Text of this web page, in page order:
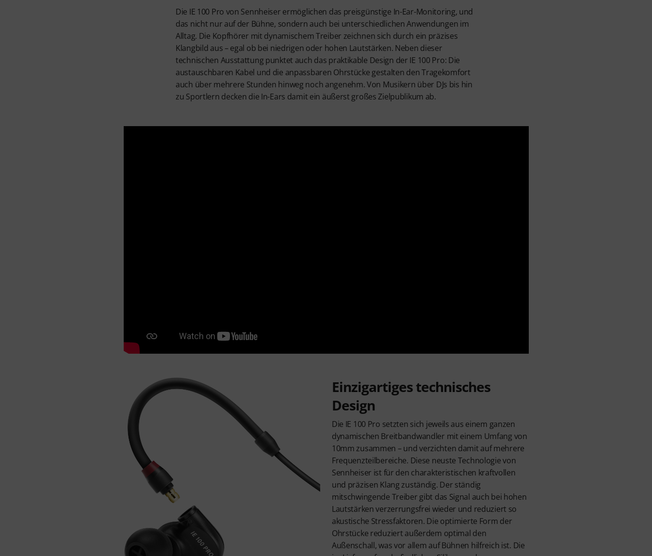
Die IE 100 Pro von Sennheiser ermöglichen das preisgünstige In-Ear-Monitoring, und
das nicht nur auf der Bühne, sondern auch bei unterschiedlichen Anwendungen im
Alltag. Die Kopfhörer mit dynamischem Treiber zeichnen sich durch ein präzises
Klangbild aus – egal ob bei niedrigen oder hohen Lautstärken. Neben dieser
technischen Ausstattung punktet auch das praktikable Design der IE 100 Pro: Die
austauschbaren Kabel und die anpassbaren Ohrstücke gestalten den Tragekomfort
auch über mehrere Stunden hinweg noch angenehm. Von Musikern über DJs bis hin
zu Sportlern decken die In-Ears damit ein äußerst großes Zielpublikum ab.
Einzigartiges technisches
Design
Die IE 100 Pro setzten sich jeweils aus einem ganzen
dynamischen Breitbandwandler mit einem Umfang von
10mm zusammen – und verzichten damit auf mehrere
Frequenzteilbereiche. Diese neuste Technologie von
Sennheiser ist für den charakteristischen kraftvollen
und präzisen Klang zuständig. Der ständig
mitschwingende Treiber gibt das Signal auch bei hohen
Lautstärken verzerrungsfrei wieder und reduziert so
akustische Stressfaktoren. Die optimierte Form der
Ohrstücke reduziert außerdem optimal den
Außenschall, was vor allem auf Bühnen hilfreich ist. Die